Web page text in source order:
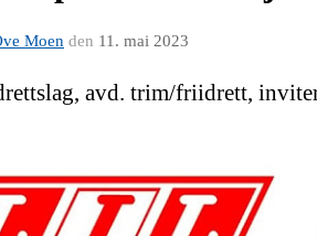
Moen den 11. mai 2023
avd. trim/friidrett,